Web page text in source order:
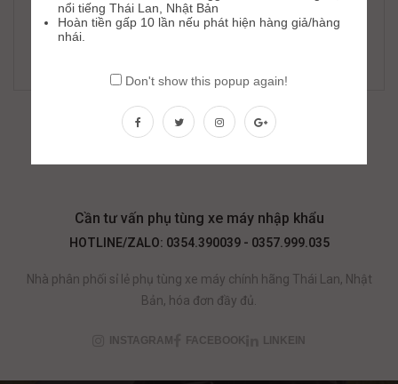
Dây Curoa Bando Majesty V816-21.8-28
Cần tư vấn phụ tùng xe máy nhập khẩu
HOTLINE/ZALO: 0354.390039 - 0357.999.035
Nhà phân phối sỉ lẻ phụ tùng xe máy chính hãng Thái Lan, Nhật
Bản, hóa đơn đầy đủ.
INSTAGRAM FACEBOOK LINKEIN
nổi tiếng Thái Lan, Nhật Bản
Hoàn tiền gấp 10 lần nếu phát hiện hàng giả/hàng
nhái.
Don't show this popup again!